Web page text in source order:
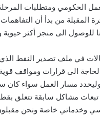
الحكومي ومتطلبات
المقبلة من بدأ أن التفاهمات
للوصول الى منجز أكثر
في ملف تصدير النفط
الى قرارات ومواقف
مسار العمل سواء كان
مشاكل سابقة تتعلق
وخدماتي خاصة ونحن